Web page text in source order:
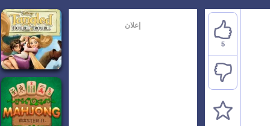
5
إعلان